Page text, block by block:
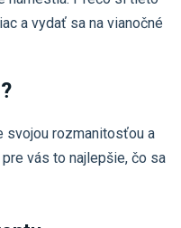
a vydať sa na vianočné
svojou rozmanitosťou a
vás to najlepšie, čo sa